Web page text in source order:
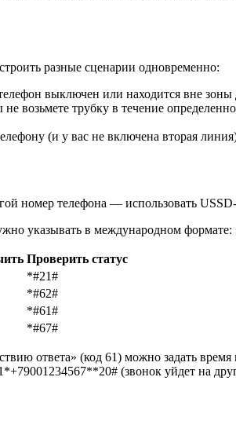
разные сценарии одновременно:
выключен или находится вне
возьмете трубку в течение
(и у вас не включена вторая
номер телефона — использовать
указывать в международном формате:
Проверить статус
*#21#
*#62#
*#61#
*#67#
ответа» (код 61) можно задать время
(звонок уйдет на